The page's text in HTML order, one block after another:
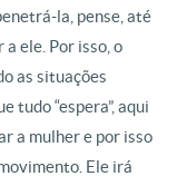
la, pense, até
ele. Por isso, o
as situações
tudo “espera”, aqui
a mulher e por isso
Ele irá